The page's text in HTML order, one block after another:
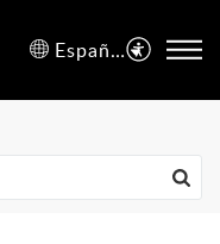
Español (España)